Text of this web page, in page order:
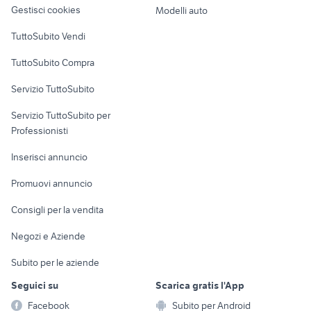
Informatica
Console e
Fotografia
Telefonia
Biciclette
Gestisci cookies
TuttoSubito Vendi
TuttoSubito Compra
Servizio TuttoSubito
Servizio TuttoSubito per
Professionisti
Inserisci annuncio
Promuovi annuncio
Consigli per la vendita
Negozi e Aziende
Subito per le aziende
Modelli auto
Seguici su
Facebook
Scarica gratis l'App
Subito per Android